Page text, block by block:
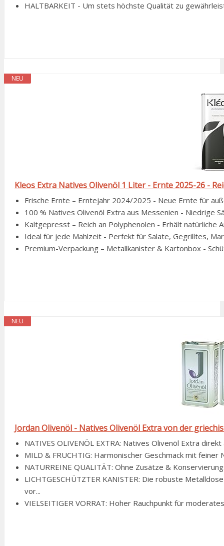
HALTBARKEIT - Um stets höchste Qualität zu
NEU
Kleos Extra Natives Olivenöl 1 Liter - Ernte 2025-26 -
Frische Ernte – Erntejahr 2024/2025 - Neue Ernte für
100 % Natives Olivenöl Extra aus Messenien - Niedrige
Kaltgepresst – Reich an Polyphenolen - Erhält natürliche
Ideal für jede Mahlzeit - Perfekt für Salate, Gegrilltes,
Premium-Verpackung – Metallkanister & Kartonbox -
NEU
Jordan Olivenöl - Natives Olivenöl Extra von der
NATIVES OLIVENÖL EXTRA: Natives Olivenöl Extra
MILD & FRUCHTIG: Harmonischer Geschmack mit feiner
NATURREINE QUALITÄT: Ohne Zusätze &
LICHTGESCHÜTZTER KANISTER: Die robuste
vor...
VIELSEITIGER VORRAT: Hoher Rauchpunkt für